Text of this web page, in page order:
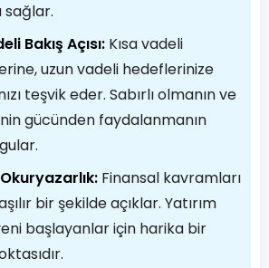
sağlar.
Bakış Açısı: Kısa vadeli
uzun vadeli hedeflerinize
teşvik eder. Sabırlı olmanın ve
gücünden faydalanmanın
Finansal kavramları
bir şekilde açıklar. Yatırım
başlayanlar için harika bir